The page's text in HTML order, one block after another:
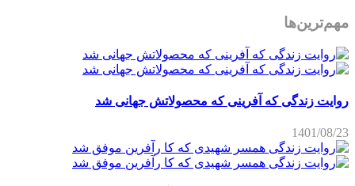
مهم‌ترین‌ها
روایت زندگی که آفرینی که محصولاتش جهانی شد
1401/08/23